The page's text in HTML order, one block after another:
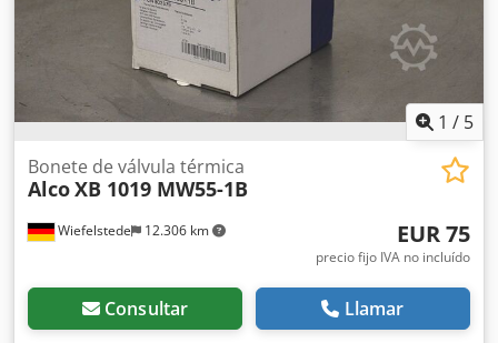
1 / 5
Wiefelstede 12.306 km
Bonete de válvula térmica
AlcoXB 1019 MW55-1B
EUR 75
precio fijo IVA no incluído
Consultar Llamar